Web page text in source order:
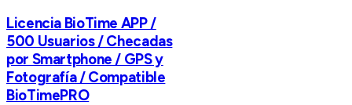
Licencia BioTime APP /
500 Usuarios / Checadas
por Smartphone / GPS y
Fotografía / Compatible
BioTimePRO